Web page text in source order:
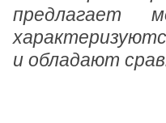
предлагает
и обладают